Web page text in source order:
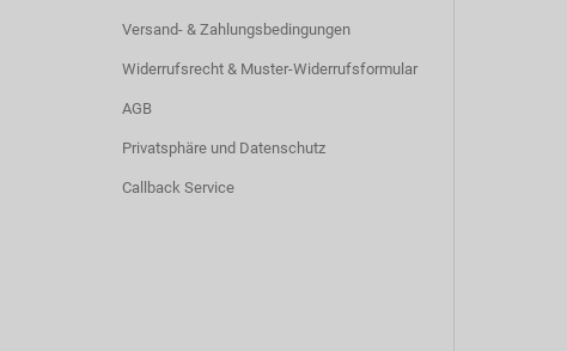
Versand- & Zahlungsbedingungen
Widerrufsrecht & Muster-Widerrufsformular
AGB
Privatsphäre und Datenschutz
Callback Service